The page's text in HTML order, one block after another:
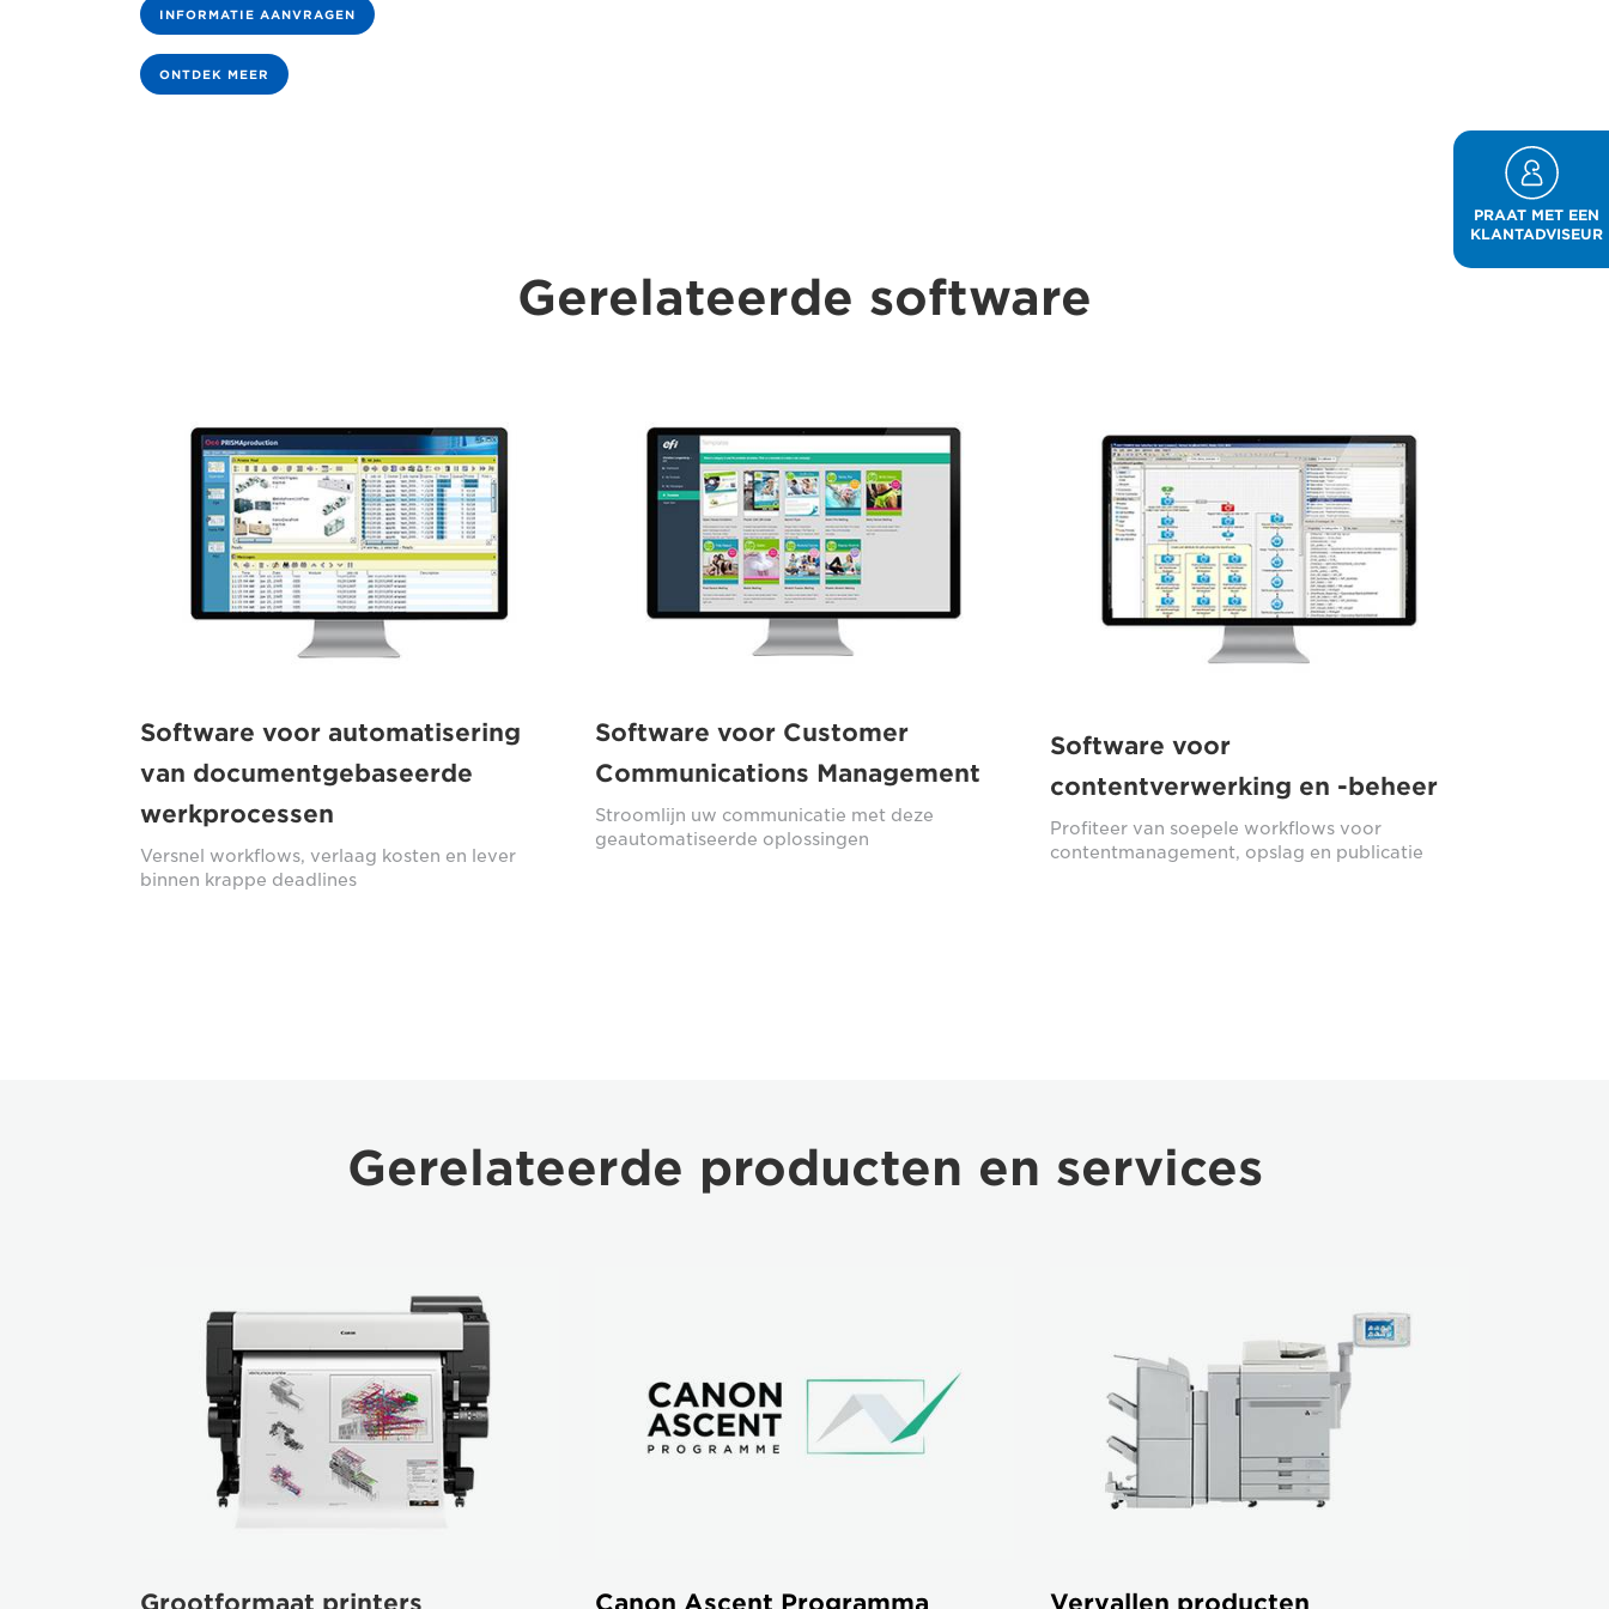
INFORMATIE AANVRAGEN
ONTDEK MEER
Gerelateerde software
Software voor automatisering
van documentgebaseerde
werkprocessen
Versnel workflows, verlaag kosten en lever
binnen krappe deadlines
Software voor Customer
Communications Management
Stroomlijn uw communicatie met deze
geautomatiseerde oplossingen
Software voor
contentverwerking en -beheer
Profiteer van soepele workflows voor
contentmanagement, opslag en publicatie
Gerelateerde producten en services
Grootformaat printers Canon Ascent Programma Vervallen producten
PRAAT MET EEN
KLANTADVISEUR